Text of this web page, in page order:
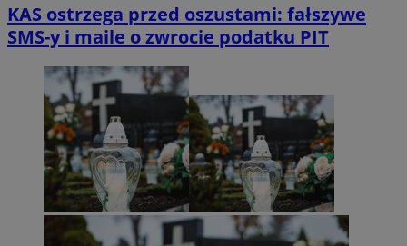
KAS ostrzega przed oszustami: fałszywe
SMS-y i maile o zwrocie podatku PIT